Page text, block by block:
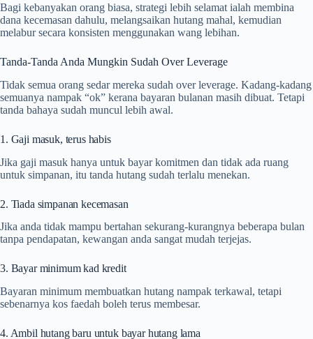
Bagi kebanyakan orang biasa, strategi lebih selamat ialah membina
dana kecemasan dahulu, melangsaikan hutang mahal, kemudian
melabur secara konsisten menggunakan wang lebihan.
Tanda-Tanda Anda Mungkin Sudah Over Leverage
Tidak semua orang sedar mereka sudah over leverage. Kadang-kadang
semuanya nampak “ok” kerana bayaran bulanan masih dibuat. Tetapi
tanda bahaya sudah muncul lebih awal.
1. Gaji masuk, terus habis
Jika gaji masuk hanya untuk bayar komitmen dan tidak ada ruang
untuk simpanan, itu tanda hutang sudah terlalu menekan.
2. Tiada simpanan kecemasan
Jika anda tidak mampu bertahan sekurang-kurangnya beberapa bulan
tanpa pendapatan, kewangan anda sangat mudah terjejas.
3. Bayar minimum kad kredit
Bayaran minimum membuatkan hutang nampak terkawal, tetapi
sebenarnya kos faedah boleh terus membesar.
4. Ambil hutang baru untuk bayar hutang lama